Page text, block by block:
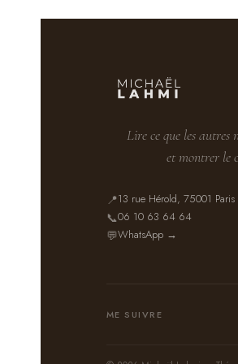
Lire ce que les
et montrer le
📍13 rue Hérold, 75001
📞06 10 63 64 64
💬WhatsApp →
ME SUIVRE